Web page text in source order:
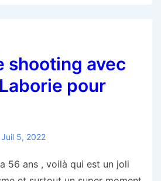
shooting avec
pour
Juil 5, 2022
56 ans , voilà qui est un joli